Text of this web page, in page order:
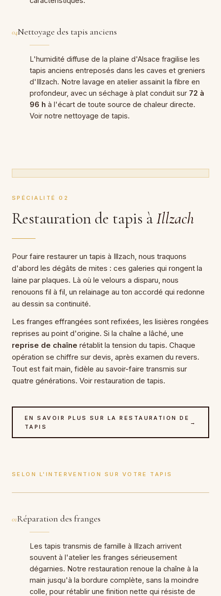
04Nettoyage des tapis anciens
L'humidité diffuse de la plaine d'Alsace fragilise les
tapis anciens entreposés dans les caves et greniers
d'Illzach. Notre lavage en atelier assainit la fibre en
profondeur, avec un séchage à plat conduit sur 72 à
96 h à l'écart de toute source de chaleur directe.
Voir notre nettoyage de tapis.
SPÉCIALITÉ 02
Restauration de tapis àIllzach
Pour faire restaurer un tapis à Illzach, nous traquons
d'abord les dégâts de mites : ces galeries qui rongent la
laine par plaques. Là où le velours a disparu, nous
renouons fil à fil, un relainage au ton accordé qui redonne
au dessin sa continuité.
Les franges effrangées sont refixées, les lisières rongées
reprises au point d'origine. Si la chaîne a lâché, une
reprise de chaîne rétablit la tension du tapis. Chaque
opération se chiffre sur devis, après examen du revers.
Tout est fait main, fidèle au savoir-faire transmis sur
quatre générations. Voir restauration de tapis.
EN SAVOIR PLUS SUR LA RESTAURATION DE
TAPIS
→
SELON L'INTERVENTION SUR VOTRE TAPIS
01Réparation des franges
Les tapis transmis de famille à Illzach arrivent
souvent à l'atelier les franges sérieusement
dégarnies. Notre restauration renoue la chaîne à la
main jusqu'à la bordure complète, sans la moindre
colle, pour rétablir une finition nette qui résiste de